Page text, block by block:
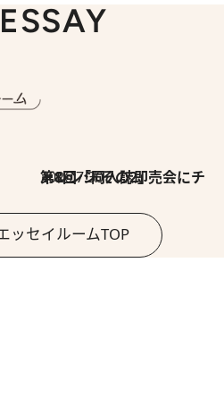
2026.7.30
第8回「同人誌即売会にチャレンジ その2」
ッセイルームTOP